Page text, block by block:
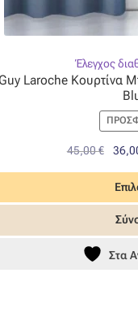
Έλεγχος
Guy Laroche Κουρτίνα
45,00€
was:
45,00
Στα